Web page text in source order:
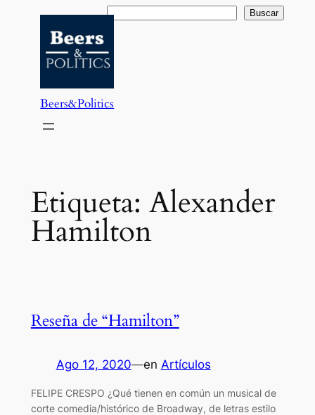
contenido
Buscar Buscar
Beers&Politics
Etiqueta: Alexander
Hamilton
Reseña de “Hamilton”
Ago 12, 2020—en Artículos
FELIPE CRESPO ¿Qué tienen en común un musical de
corte comedia/histórico de Broadway, de letras estilo